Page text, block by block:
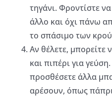
τηγάνι. Φροντίστε
άλλο και όχι πάνω
το σπάσιμο των
Αν θέλετε, μπορείτε
και πιπέρι για
προσθέσετε άλλα
αρέσουν, όπως